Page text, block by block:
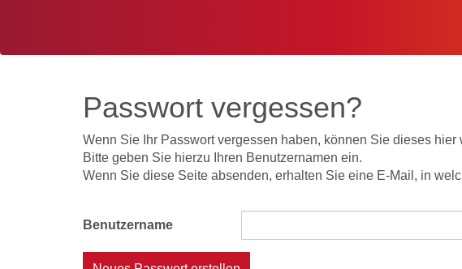
Passwort vergessen?
Wenn Sie Ihr Passwort vergessen haben, können Sie dieses hier
Bitte geben Sie hierzu Ihren Benutzernamen ein.
Wenn Sie diese Seite absenden, erhalten Sie eine E-Mail, in
Benutzername